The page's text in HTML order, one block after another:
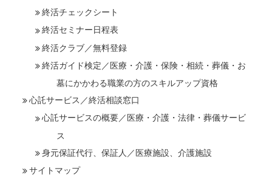
終活チェックシート
終活セミナー日程表
終活クラブ／無料登録
終活ガイド検定／医療・介護・保険・相続・葬儀・お
墓にかかわる職業の方のスキルアップ資格
心託サービス／終活相談窓口
心託サービスの概要／医療・介護・法律・葬儀サービ
ス
身元保証代行、保証人／医療施設、介護施設
サイトマップ